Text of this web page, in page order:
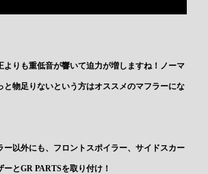
よりも重低音が響いて迫力が増しますね！ノーマ
と物足りないという方はオススメのマフラーにな
ー以外にも、フロントスポイラー、サイドスカー
ーとGR PARTSを取り付け！